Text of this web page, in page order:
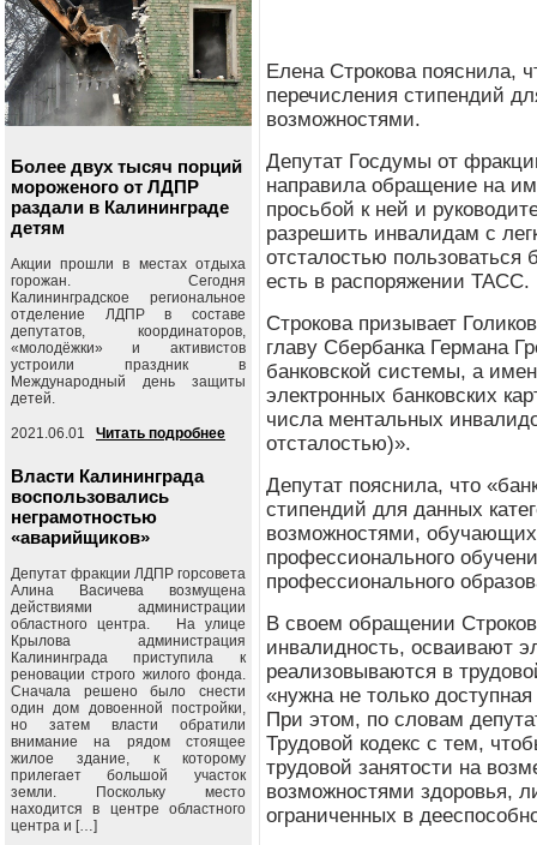
Елена Строкова пояснила,
перечисления стипендий
возможностями.
Депутат Госдумы от
направила обращение на
просьбой к ней и
разрешить инвалидам с
отсталостью пользоваться
есть в распоряжении ТАСС.
Строкова призывает
главу Сбербанка Германа
банковской системы, а
электронных банковских
числа ментальных
отсталостью)».
Депутат пояснила, что
стипендий для данных
возможностями,
профессионального
профессионального
В своем обращении
инвалидность, осваивают
реализовываются в
«нужна не только
При этом, по словам
Трудовой кодекс с тем,
трудовой занятости на
возможностями здоровья,
ограниченных в
Более двух тысяч порций
мороженого от ЛДПР
раздали в Калининграде
детям
Акции прошли в местах отдыха
горожан. Сегодня
Калининградское региональное
отделение ЛДПР в составе
депутатов, координаторов,
«молодёжки» и активистов
устроили праздник в
Международный день защиты
детей.
2021.06.01 Читать подробнее
Власти Калининграда
воспользовались
неграмотностью
«аварийщиков»
Депутат фракции ЛДПР горсовета
Алина Васичева возмущена
действиями администрации
областного центра. На улице
Крылова администрация
Калининграда приступила к
реновации строго жилого фонда.
Сначала решено было снести
один дом довоенной постройки,
но затем власти обратили
внимание на рядом стоящее
жилое здание, к которому
прилегает большой участок
земли. Поскольку место
находится в центре областного
центра и […]